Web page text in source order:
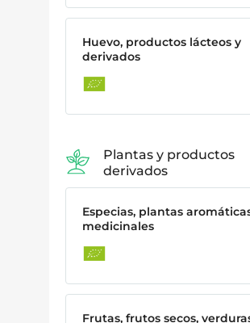
Huevo, productos lácteos y
derivados
Plantas y productos
derivados
Especias, plantas
medicinales
Frutas, frutos secos,